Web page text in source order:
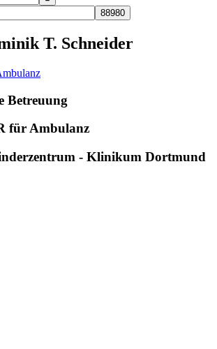
T. Schneider
Betreuung
für Ambulanz
- Klinikum Dortmund